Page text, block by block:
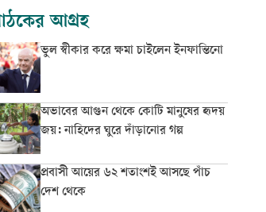
আগ্রহ
ভুল স্বীকার করে ক্ষমা চাইলেন ইনফান্তিনো
অভাবের আগুন থেকে কোটি মানুষের হৃদয়
জয়: নাহিদের ঘুরে দাঁড়ানোর গল্প
প্রবাসী আয়ের ৬২ শতাংশই আসছে পাঁচ
দেশ থেকে